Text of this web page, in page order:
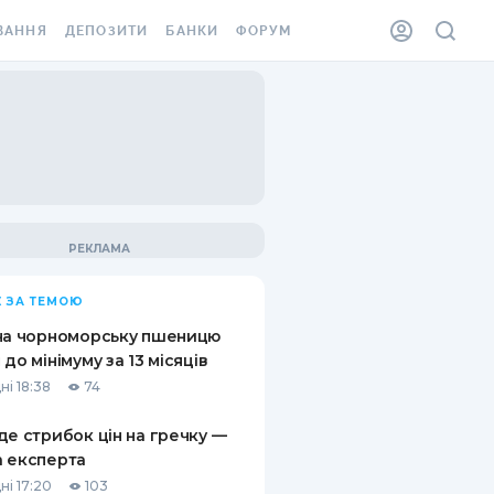
ВІНЬЄТКА
ВІД
ВИПАДКІВ
ДЕПОЗИТИ
ПИТАННЯ ТА ВІДПОВІДІ
ДЕПОЗИТНИЙ КАЛЬКУЛЯТОР
ПУТІВНИКИ ПО
БАНКИ ФОРУМ
ЗА ТЕМОЮ
чорноморську пшеницю
мінімуму за 13 місяців
18:38 74
стрибок цін на гречку —
експерта
17:20 103